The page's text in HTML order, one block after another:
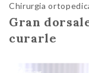
Chirurgia
Gran
curarle